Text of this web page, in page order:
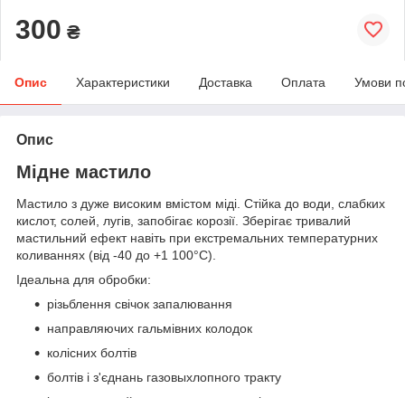
300 ₴
Опис Характеристики Доставка Оплата Умови
Опис
Мідне мастило
Мастило з дуже високим вмістом міді. Стійка до води, слабких
кислот, солей, лугів, запобігає корозії. Зберігає тривалий
мастильний ефект навіть при екстремальних температурних
коливаннях (від -40 до +1 100°С).
Ідеальна для обробки:
різьблення свічок запалювання
направляючих гальмівних колодок
колісних болтів
болтів і з'єднань газовыхлопного тракту